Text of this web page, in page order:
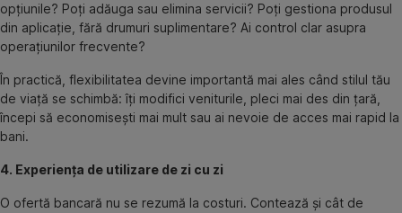
opțiunile? Poți adăuga sau elimina servicii? Poți gestiona produsul
din aplicație, fără drumuri suplimentare? Ai control clar asupra
operațiunilor frecvente?
În practică, flexibilitatea devine importantă mai ales când stilul tău
de viață se schimbă: îți modifici veniturile, pleci mai des din țară,
începi să economisești mai mult sau ai nevoie de acces mai rapid la
bani.
4. Experiența de utilizare de zi cu zi
O ofertă bancară nu se rezumă la costuri. Contează și cât de